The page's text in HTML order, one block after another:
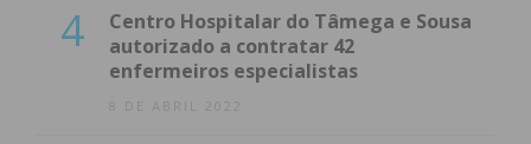
4
Centro Hospitalar do Tâmega e Sousa
autorizado a contratar 42
enfermeiros especialistas
8 DE ABRIL 2022